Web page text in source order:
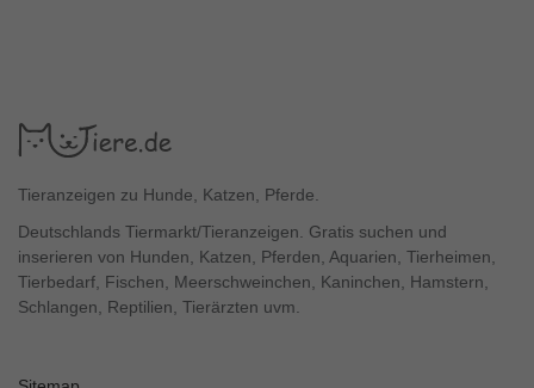
Tieranzeigen zu Hunde, Katzen, Pferde.
Deutschlands Tiermarkt/Tieranzeigen. Gratis suchen und
inserieren von Hunden, Katzen, Pferden, Aquarien, Tierheimen,
Tierbedarf, Fischen, Meerschweinchen, Kaninchen, Hamstern,
Schlangen, Reptilien, Tierärzten uvm.